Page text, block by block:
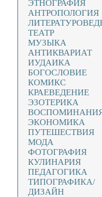
ЭТНОГРАФИЯ
АНТРОПОЛОГИЯ
ТЕАТР
МУЗЫКА
АНТИКВАРИАТ
ИУДАИКА
БОГОСЛОВИЕ
КОМИКС
КРАЕВЕДЕНИЕ
ЭЗОТЕРИКА
ЭКОНОМИКА
ПУТЕШЕСТВИЯ
МОДА
ФОТОГРАФИЯ
КУЛИНАРИЯ
ПЕДАГОГИКА
ТИПОГРАФИКА/
ДИЗАЙН